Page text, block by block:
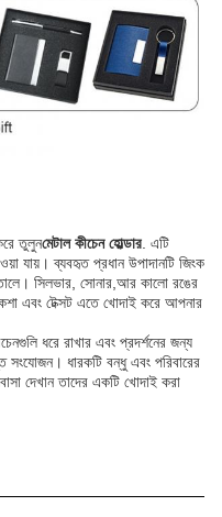
তুলুনমেটাল কীচেন হোল্ডার. এটি
যায়। ব্যবহৃত প্রধান উপাদানটি জিংক
সিলভার, সোনার,আর কালো রঙের
এবং টেক্সট এতে খোদাই করে আপনার
ধরে রাখার এবং প্রদর্শনের জন্য
সংযোজন। ধারকটি বন্ধু এবং পরিবারের
দেখান তাদের একটি খোদাই করা